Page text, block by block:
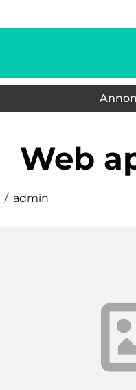
web
admin